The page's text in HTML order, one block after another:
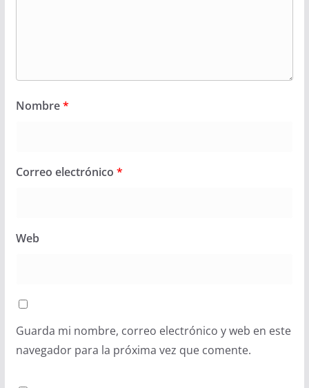
Nombre*
Correo electrónico *
Web
Guarda mi nombre, correo electrónico y web en este
navegador para la próxima vez que comente.